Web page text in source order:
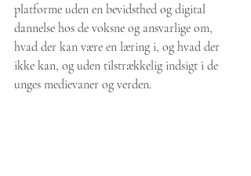
platforme uden en bevidsthed og digital
dannelse hos de voksne og ansvarlige om,
hvad der kan være en læring i, og hvad der
ikke kan, og uden tilstrækkelig indsigt i de
unges medievaner og verden.